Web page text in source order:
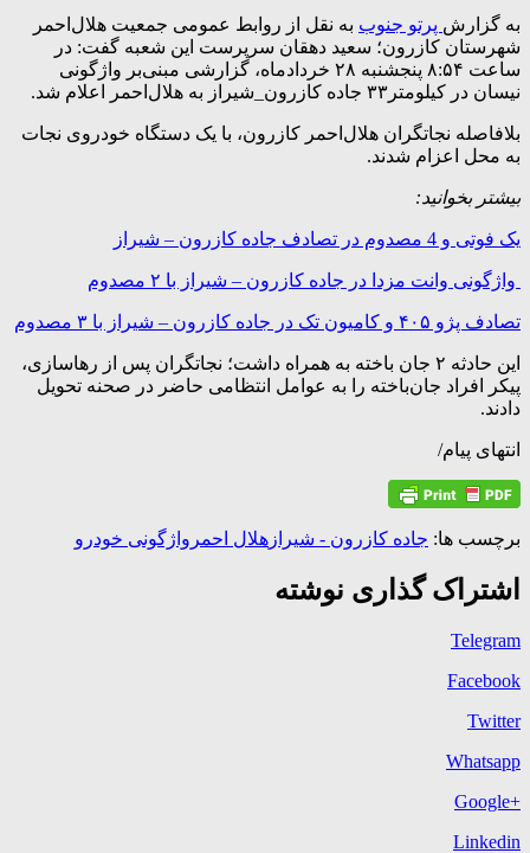
به گزارش پرتو جنوب به نقل از روابط عمومی جمعیت هلال‌احمر
شهرستان کازرون؛ سعید دهقان سرپرست این شعبه گفت: در
ساعت ۸:۵۴ پنجشنبه ۲۸ خرداد‌ماه، گزارشی مبنی‌بر واژگونی
نیسان در کیلومتر۳۳ جاده کازرون_شیراز به هلال‌احمر اعلام شد.
بلافاصله نجاتگران هلال‌احمر کازرون، با یک دستگاه خودروی نجات
به محل اعزام شدند.
بیشتر بخوانید:
یک فوتی و 4 مصدوم در تصادف جاده کازرون – شیراز
واژگونی وانت مزدا در جاده کازرون – شیراز با ۲ مصدوم
تصادف پژو ۴۰۵ و کامیون تک در جاده کازرون – شیراز با ۳ مصدوم
این حادثه ۲ جان باخته به همراه داشت؛ نجاتگران پس از رهاسازی،
پیکر افراد جان‌باخته را به عوامل انتظامی حاضر در صحنه تحویل
دادند.
انتهای پیام/
برچسب ها: جاده کازرون - شیراز هلال احمر واژگونی خودرو
اشتراک گذاری نوشته
Telegram
Facebook
Twitter
Whatsapp
+Google
Linkedin